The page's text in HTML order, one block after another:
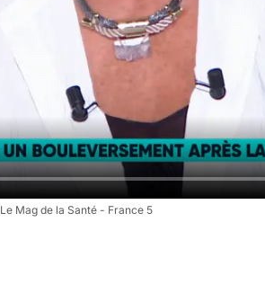
Le Mag de la Santé - France 5